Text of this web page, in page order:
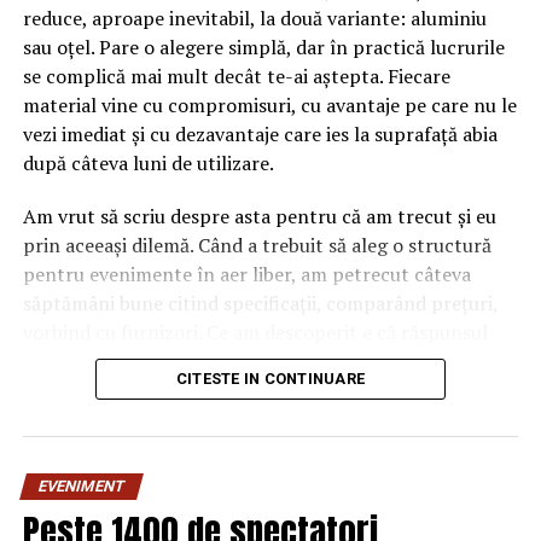
Prevederi noi au fost introduse şi pentru ”persoanele
expuse public” – care exercită sau au exercitat funcţii de
demnitate publică precum preşedinte, senator, deputat,
ministru, şef de partid, judecător constituţional -,
acestea fiind obligate să declarare orice tranzacţie sau
deschidere de cont bancar.
Liviu Dragnea a pierdut pe 3 octombrie, pentru prima
oară, majoritatea în Camera Deputaţilor cu ocazia
votului pentru legea offshore. Liderul PSD a reuşit să
semnalul lui Florin Iordache, care prezida şedinţa
Camerei, să retrimită la comisii proiectul legii offshore.
“Lider în producţia şi furnizarea de gaze naturale” |
reduce, aproape inevitabil, la două variante: aluminiu
sau oțel. Pare o alegere simplă, dar în practică lucrurile
se complică mai mult decât te-ai aștepta. Fiecare
material vine cu compromisuri, cu avantaje pe care nu le
vezi imediat și cu dezavantaje care ies la suprafață abia
după câteva luni de utilizare.
Am vrut să scriu despre asta pentru că am trecut și eu
prin aceeași dilemă. Când a trebuit să aleg o structură
pentru evenimente în aer liber, am petrecut câteva
săptămâni bune citind specificații, comparând prețuri,
„corect” depinde mult de context, de cât de des muți
pavilionul și de ce condiții meteo ai de înfruntat.
materialului mai mult decât
CITESTE IN CONTINUARE
EVENIMENT
Peste 1400 de spectatori